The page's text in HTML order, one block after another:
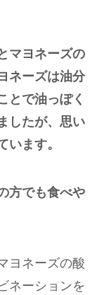
マヨネーズの
ネーズは油分
とで油っぽく
したが、思い
います。
方でも食べや
ヨネーズの酸
ネーションを